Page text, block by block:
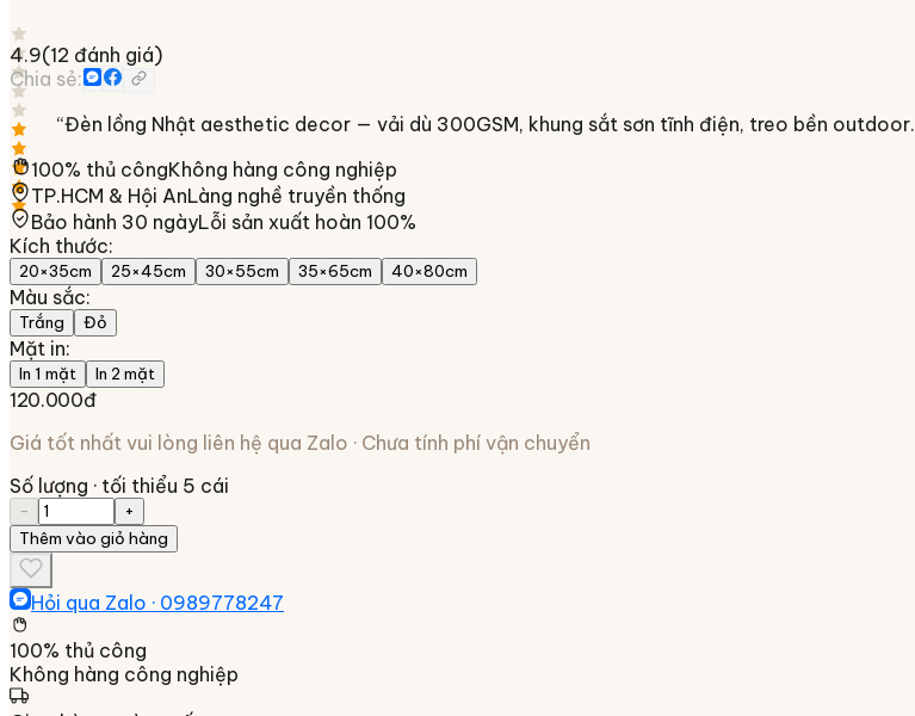
4.9(12 đánh giá)
Chia sẻ:
“Đèn lồng Nhật aesthetic decor — vải dù 300GSM, khung sắt sơn tĩnh điện, treo bền outdoor.
100% thủ côngKhông hàng công nghiệp
TP.HCM & Hội AnLàng nghề truyền thống
Bảo hành 30 ngàyLỗi sản xuất hoàn 100%
Kích thước:
20×35cm 25×45cm 30×55cm 35×65cm 40×80cm
Màu sắc:
Trắng Đỏ
Mặt in:
In 1 mặt In 2 mặt
120.000đ
Giá tốt nhất vui lòng liên hệ qua Zalo · Chưa tính phí vận chuyển
Số lượng · tối thiểu 5 cái
−
+
Thêm vào giỏ hàng
Hỏi qua Zalo · 0989778247
100% thủ công
Không hàng công nghiệp